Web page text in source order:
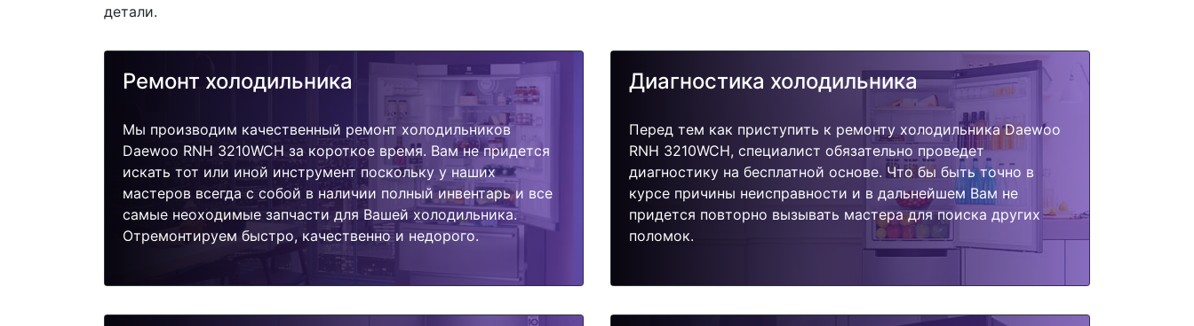
детали.
Ремонт холодильника
Мы производим качественный ремонт холодильников
Daewoo RNH 3210WCH за короткое время. Вам не придется
искать тот или иной инструмент поскольку у наших
мастеров всегда с собой в наличии полный инвентарь и все
самые неоходимые запчасти для Вашей холодильника.
Отремонтируем быстро, качественно и недорого.
Диагностика холодильника
Перед тем как приступить к ремонту холодильника Daewoo
RNH 3210WCH, специалист обязательно проведет
диагностику на бесплатной основе. Что бы быть точно в
курсе причины неисправности и в дальнейшем Вам не
придется повторно вызывать мастера для поиска других
поломок.